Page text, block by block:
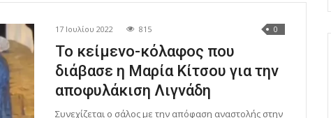
17 Ιουλίου 2022 815 0
Το κείμενο-κόλαφος που
διάβασε η Μαρία Κίτσου για την
αποφυλάκιση Λιγνάδη
Συνεχίζεται ο σάλος με την απόφαση αναστολής στην